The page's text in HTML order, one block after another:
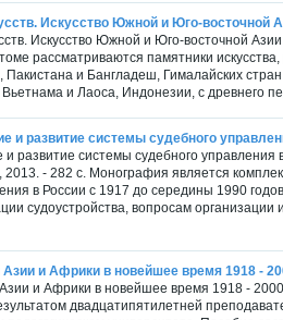
Искусство Южной и Юго-восточной
Искусство Южной и Юго-восточной
рассматриваются памятники
и Бангладеш, Гималайских
и Лаоса, Индонезии, с древнего
и развитие системы судебного
развитие системы судебного управления
2013. - 282 с. Монография является
в России с 1917 до середины 1990
судоустройства, вопросам организации
и Африки в новейшее время 1918 -
и Африки в новейшее время 1918 -
двадцатипятилетней